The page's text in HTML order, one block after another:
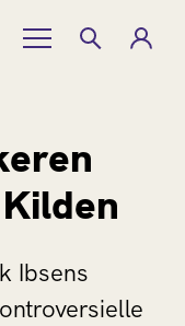
Ibsens